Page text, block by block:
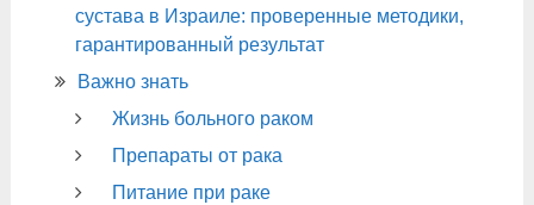
сустава в Израиле: проверенные методики,
гарантированный результат
Важно знать
Жизнь больного раком
Препараты от рака
Питание при раке